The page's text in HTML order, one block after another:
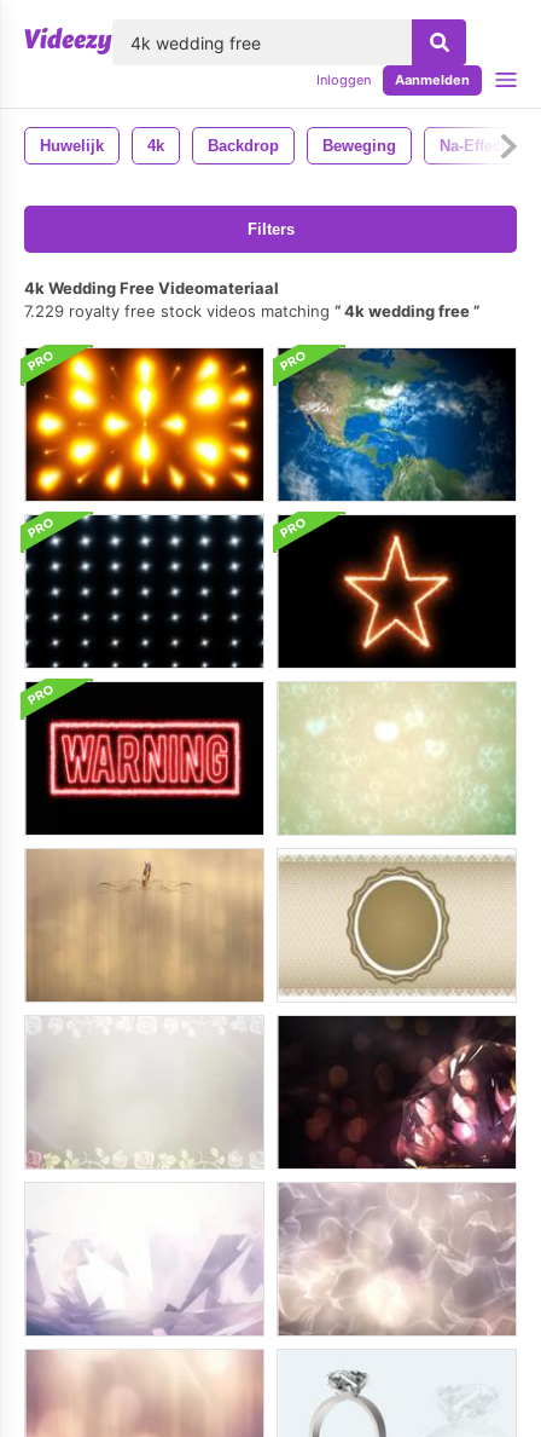
Inloggen Aanmelden
Huwelijk 4k Backdrop Beweging Na-Effecten
Filters
4k Wedding Free Videomateriaal
7.229 royalty free stock videos matching
4k wedding free